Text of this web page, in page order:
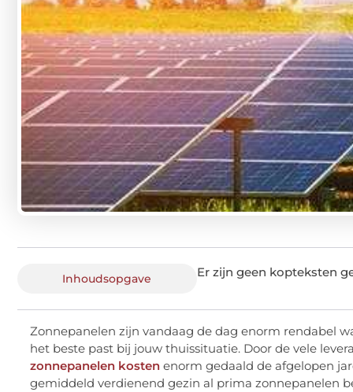
Inhoudsopgave Er zijn geen kopteksten
Zonnepanelen zijn vandaag de dag enorm rendabel
het beste past bij jouw thuissituatie. Door de vele
zonnepanelen kosten enorm gedaald de afgelopen
gemiddeld verdienend gezin al prima zonnepanelen